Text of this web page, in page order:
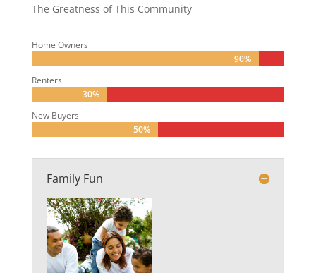
The Greatness of This Community
Home Owners
90%
90%
Renters
30%
30%
New Buyers
50%
50%
Family Fun